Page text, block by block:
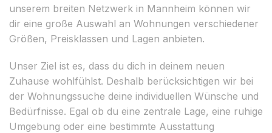
unserem breiten Netzwerk in Mannheim können wir
dir eine große Auswahl an Wohnungen verschiedener
Größen, Preisklassen und Lagen anbieten.
Unser Ziel ist es, dass du dich in deinem neuen
Zuhause wohlfühlst. Deshalb berücksichtigen wir bei
der Wohnungssuche deine individuellen Wünsche und
Bedürfnisse. Egal ob du eine zentrale Lage, eine ruhige
Umgebung oder eine bestimmte Ausstattung